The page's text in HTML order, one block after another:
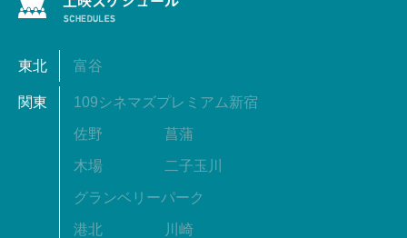
東北 富谷
関東 109シネマズプレミアム新宿
佐野 菖蒲
木場 二子玉川
グランベリーパーク
港北 川崎